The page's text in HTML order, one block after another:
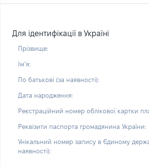
Для ідентифікації в Україні
Прізвище:
Імʼя:
По батькові (за наявності):
Дата народження:
Реєстраційний номер облікової картки
Реквізити паспорта громадянина України:
Унікальний номер запису в Єдиному
наявності):